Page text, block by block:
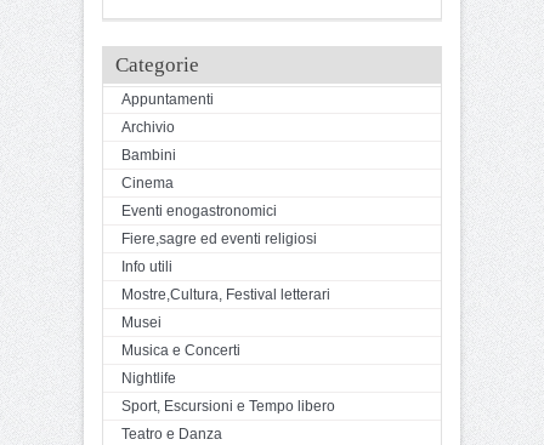
Categorie
Appuntamenti
Archivio
Bambini
Cinema
Eventi enogastronomici
Fiere,sagre ed eventi religiosi
Info utili
Mostre,Cultura, Festival letterari
Musei
Musica e Concerti
Nightlife
Sport, Escursioni e Tempo libero
Teatro e Danza